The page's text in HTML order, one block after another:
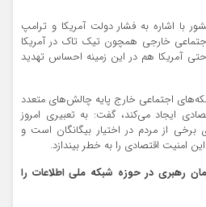
با اشاره به فشار دولت آمریکا و ترامپ
خارجی همچون تیک تاک در آمریکا
آمریکا هم در این زمینه احساس تهدید
اجتماعی خارج پایه چالش‌های متعدد
ایجاد می‌کند، گفت: به تعبیری امروز
از مردم در اختیار بیگانگان است و
امنیت اقتصادی را به خطر بیندازد.
رهبری در حوزه شبکه ملی اطلاعات را